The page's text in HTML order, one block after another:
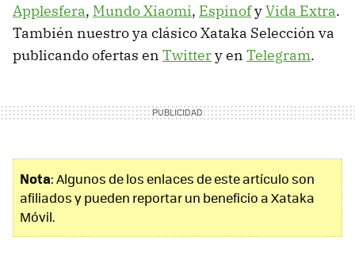
Applesfera, Mundo Xiaomi, EspinofyVida Extra.
También nuestro ya clásico Xataka Selección va
publicando ofertas en Twittery en Telegram.
Nota: Algunos de los enlaces de este artículo son
afiliados y pueden reportar un beneficio a Xataka
Móvil.